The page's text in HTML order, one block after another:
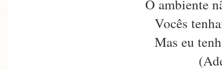
O ambiente
Vocês
Mas eu